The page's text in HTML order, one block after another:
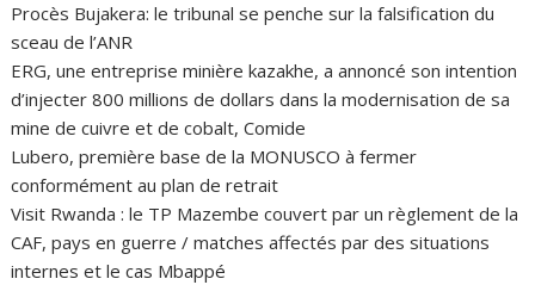
Procès Bujakera: le tribunal se penche sur la falsification du
sceau de l’ANR
ERG, une entreprise minière kazakhe, a annoncé son intention
d’injecter 800 millions de dollars dans la modernisation de sa
mine de cuivre et de cobalt, Comide
Lubero, première base de la MONUSCO à fermer
conformément au plan de retrait
Visit Rwanda : le TP Mazembe couvert par un règlement de la
CAF, pays en guerre / matches affectés par des situations
internes et le cas Mbappé